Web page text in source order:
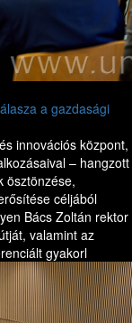
a gazdasági
innovációs központ,
– hangzott
ösztönzése,
céljából
Bács Zoltán rektor
valamint az
gyakorl